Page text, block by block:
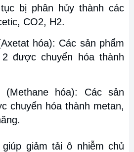
bị phân hủy thành các
CO2, H2.
hóa): Các sản phẩm
được chuyển hóa thành
hóa): Các sản
chuyển hóa thành metan,
giảm tải ô nhiễm chủ